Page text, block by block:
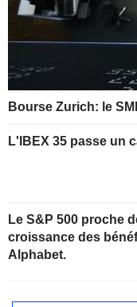
Bourse Zurich: le
L'IBEX 35 passe un
Le S&P 500 proche
croissance des
Alphabet.